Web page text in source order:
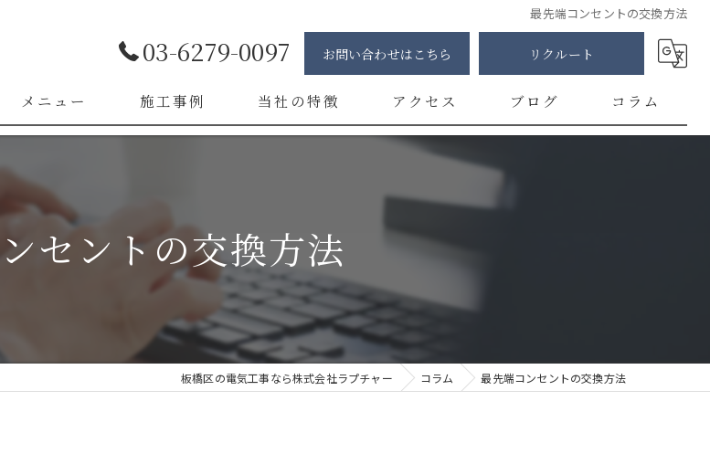
最先端コンセントの交換方法
03-6279-0097 お問い合わせはこちら リクルート
メニュー 施工事例 当社の特徴
ブレーカー
スイッチ
コンセント
アクセス ブログ コラム
セントの交換方法
板橋区の電気工事なら株式会社ラプチャー コラム 最先端コンセントの交換方法